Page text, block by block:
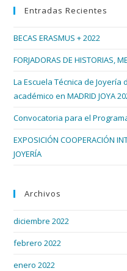
Atlántico
Entradas Recientes
BECAS ERASMUS + 2022
FORJADORAS DE HISTORIAS,
La Escuela Técnica de
académico en MADRID JOYA
Convocatoria para el
EXPOSICIÓN COOPERACIÓN
JOYERÍA
Archivos
diciembre 2022
febrero 2022
enero 2022